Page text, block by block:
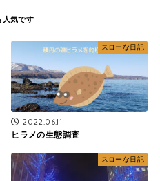
スローな日記
2022.06.11
ヒラメの生態調査
スローな日記